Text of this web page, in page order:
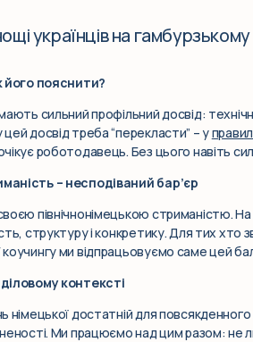
українців на
його пояснити?
сильний профільний досвід:
досвід треба “перекласти” – у
роботодавець. Без цього навіть
– несподіваний бар’єр
північнонімецькою стриманістю.
структуру і конкретику. Для тих
ми відпрацьовуємо саме цей
контексті
німецької достатній для
Ми працюємо над цим разом: